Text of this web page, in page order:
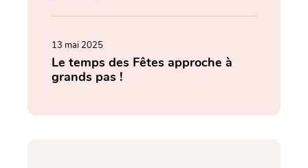
13 mai 2025
Le temps des Fêtes approche à
grands pas !